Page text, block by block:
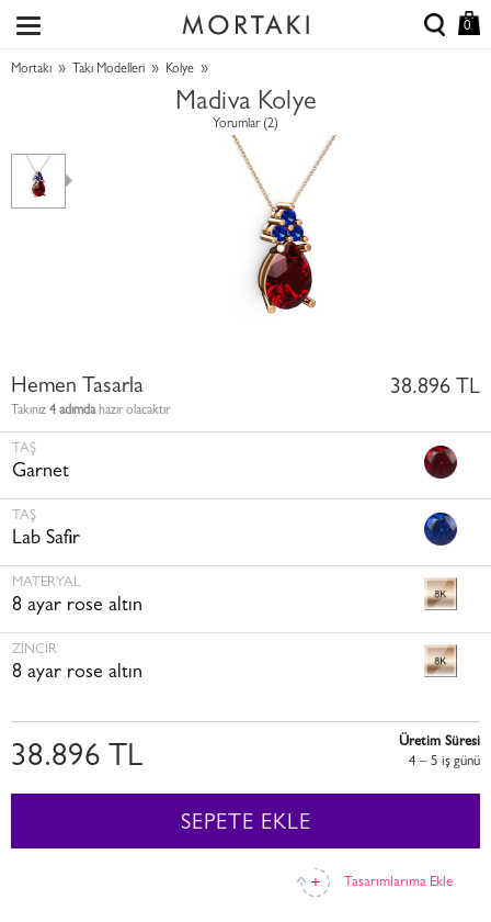
0
Mortakı » Takı Modelleri » Kolye »
Madiva Kolye
Yorumlar (2)
Hemen Tasarla
Takınız 4 adımdahazır olacaktır
38.896 TL
TAŞ
Garnet
TAŞ
Lab Safir
MATERYAL
8 ayar rose altın
ZINCIR
8 ayar rose altın
Tasarımlarıma Ekle
38.896 TL
Üretim Süresi
4 – 5 i̇ş günü
SEPETE EKLE